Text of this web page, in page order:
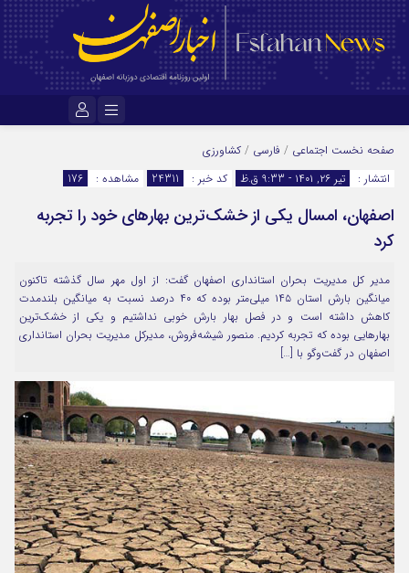
رمز عبور
مرا به خاطر بسپار
صفحه نخست اجتماعی / فارسی / کشاورزی
انتشار :
تیر ۲۶, ۱۴۰۱ - 9:33 ق.ظ کد خبر : 24311 مشاهده : 176
اصفهان، امسال یکی از خشک‌ترین بهارهای خود را تجربه
کرد
مدیر کل مدیریت بحران استانداری اصفهان گفت: از اول مهر سال گذشته تاکنون
میانگین بارش استان ۱۴۵ میلی‌متر بوده که ۴۰ درصد نسبت به میانگین بلندمدت
کاهش داشته است و در فصل بهار بارش خوبی نداشتیم و یکی از خشک‌ترین
بهارهایی بوده که تجربه کردیم. منصور شیشه‌فروش، مدیرکل مدیریت بحران استانداری
اصفهان در گفت‌وگو با […]